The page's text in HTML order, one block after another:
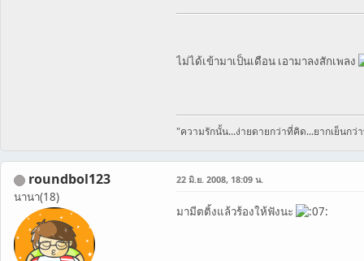
ไม่ได้เข้ามาเป็นเดือน เอามาลงสักเพลง
"ความรักนั้น...ง่ายดายกว่าที่คิด...ยากเย็นกว่
roundbol123
นานา(18)
22 มิ.ย. 2008, 18:09 น.
มามีตติ้งแล้วร้องให้ฟังนะ